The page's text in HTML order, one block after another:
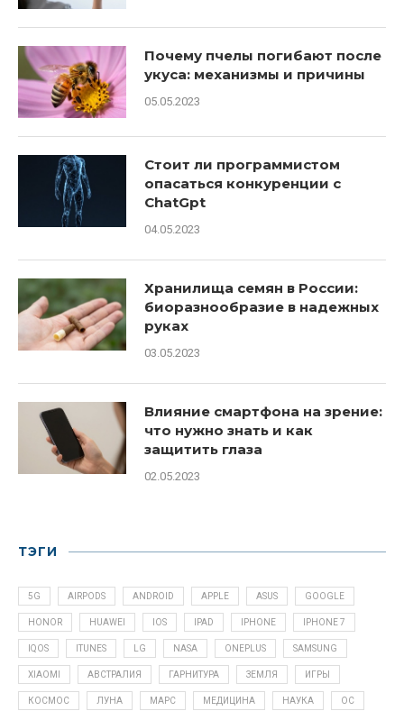
Почему пчелы погибают после
укуса: механизмы и причины
05.05.2023
Стоит ли программистом
опасаться конкуренции с
ChatGpt
04.05.2023
Хранилища семян в России:
биоразнообразие в надежных
руках
03.05.2023
Влияние смартфона на зрение:
что нужно знать и как
защитить глаза
02.05.2023
ТЭГИ
5G AIRPODS ANDROID APPLE ASUS GOOGLE
HONOR HUAWEI IOS IPAD IPHONE IPHONE 7
IQOS ITUNES LG NASA ONEPLUS SAMSUNG
XIAOMI АВСТРАЛИЯ ГАРНИТУРА ЗЕМЛЯ ИГРЫ
КОСМОС ЛУНА МАРС МЕДИЦИНА НАУКА ОС